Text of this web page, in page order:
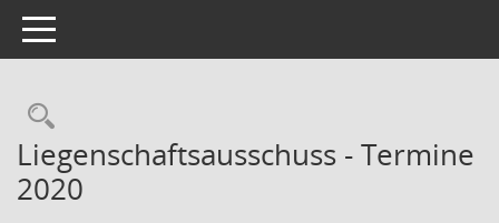
Toggle navigation
Rechercheauswahl
Liegenschaftsausschuss - Termine
2020